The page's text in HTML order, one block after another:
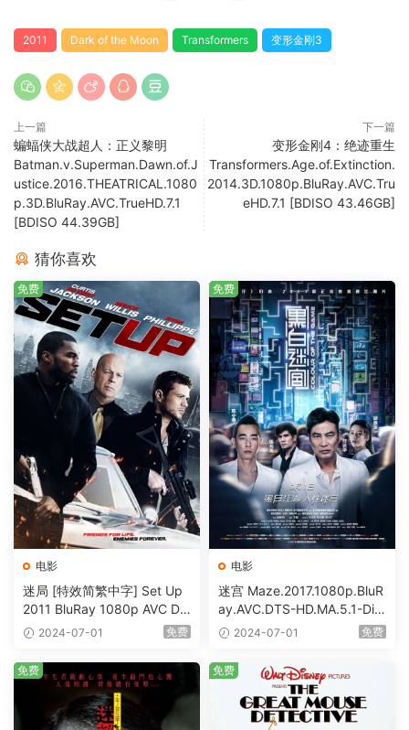
2011 Dark of the Moon Transformers 变形金刚3
上一篇
蝙蝠侠大战超人：正义黎明
Batman.v.Superman.Dawn.of.J
ustice.2016.THEATRICAL.1080
p.3D.BluRay.AVC.TrueHD.7.1
[BDISO 44.39GB]
下一篇
变形金刚4：绝迹重生
Transformers.Age.of.Extinction.
2014.3D.1080p.BluRay.AVC.Tru
eHD.7.1 [BDISO 43.46GB]
猜你喜欢
电影
迷局 [特效简繁中字] Set Up
2011 BluRay 1080p AVC DT
S-HD MA5.1-shhaclm@CHD
2024-07-01 免费
免费
电影
迷宫 Maze.2017.1080p.BluR
ay.AVC.DTS-HD.MA.5.1-DiY
@HDHome [BDISO 19.7GB]
2024-07-01 免费
免费
免费 免费